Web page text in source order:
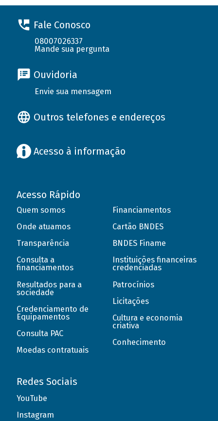
Fale Conosco
08007026337
Mande sua pergunta
Ouvidoria
Envie sua mensagem
Outros telefones e endereços
Acesso à informação
Acesso Rápido
Quem somos
Onde atuamos
Transparência
Consulta a
financiamentos
Resultados para a
sociedade
Credenciamento de
Equipamentos
Consulta PAC
Moedas contratuais
Financiamentos
Cartão BNDES
BNDES Finame
Instituições financeiras
credenciadas
Patrocínios
Licitações
Cultura e economia
criativa
Conhecimento
Redes Sociais
YouTube
Instagram